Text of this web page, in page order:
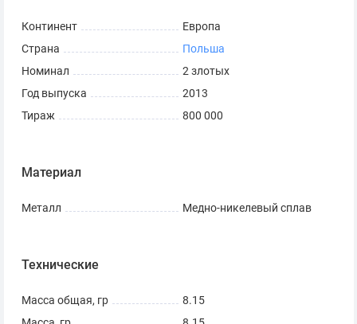
Континент
Европа
Страна
Польша
Номинал
2 злотых
Год выпуска
2013
Тираж
800 000
Материал
Металл Медно-никелевый сплав
Технические
Масса общая, гр
8.15